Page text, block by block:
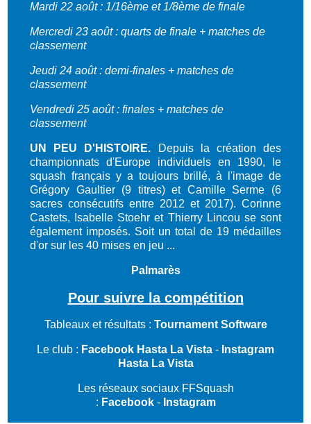
Mardi 22 août : 1/16ème et 1/8ème de finale
Mercredi 23 août : quarts de finale + matches de
classement
Jeudi 24 août : demi-finales + matches de
classement
Vendredi 25 août : finales + matches de
classement
UN PEU D'HISTOIRE.
Depuis la création des
championnats d'Europe individuels en 1990, le
squash français y a toujours brillé, à l'image de
Grégory Gaultier (9 titres) et Camille Serme (6
sacres consécutifs entre 2012 et 2017). Corinne
Castets, Isabelle Stoehr et Thierry Lincou se sont
également imposés. Soit un total de 19 médailles
d'or sur les 40 mises en jeu ...
Palmarès
Pour suivre la compétition
Tableaux et résultats : Tournament Software
Le club : Facebook Hasta La Vista - Instagram
Hasta La Vista
Les réseaux sociaux FFSquash
: Facebook- Instagram